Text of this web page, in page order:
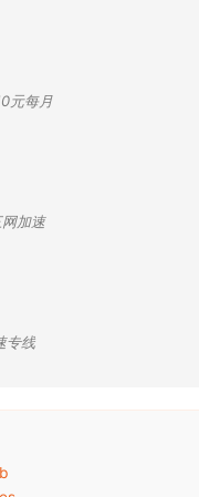
元每月
加速
专线